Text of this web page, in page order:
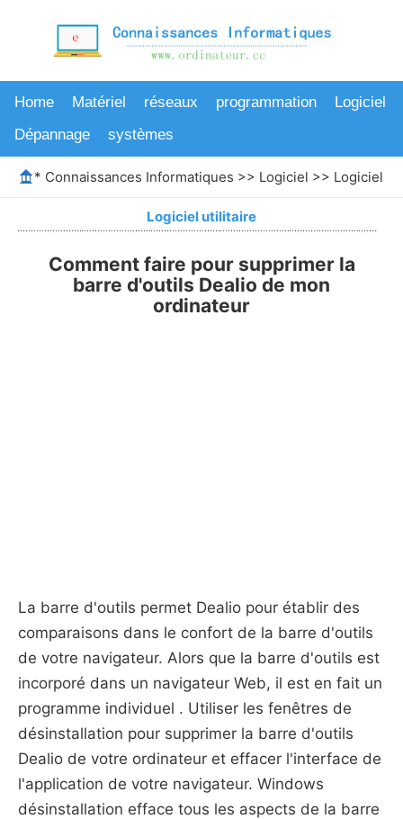
Home Matériel réseaux programmation
Logiciel
Dépannage
systèmes
* Connaissances Informatiques >> Logiciel >> Logiciel
Logiciel utilitaire
Comment faire pour supprimer la
barre d'outils Dealio de mon
ordinateur
La barre d'outils permet Dealio pour établir des
comparaisons dans le confort de la barre d'outils
de votre navigateur. Alors que la barre d'outils est
incorporé dans un navigateur Web, il est en fait un
programme individuel . Utiliser les fenêtres de
désinstallation pour supprimer la barre d'outils
Dealio de votre ordinateur et effacer l'interface de
l'application de votre navigateur. Windows
désinstallation efface tous les aspects de la barre